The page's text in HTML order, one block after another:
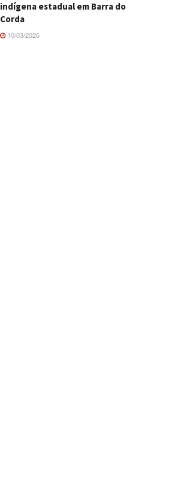
indígena estadual em Barra do
Corda
10/03/2026